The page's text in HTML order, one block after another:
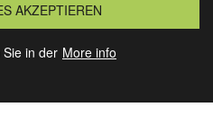
AKZEPTIEREN
in der More info